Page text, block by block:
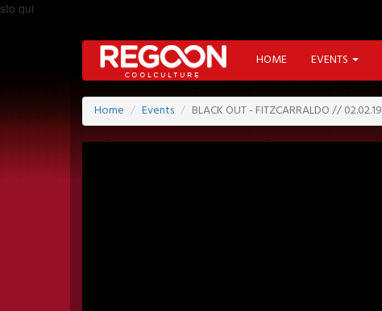
sto qui
HOME EVENTS
Home Events BLACK OUT - FITZCARRALDO // 02.02.19